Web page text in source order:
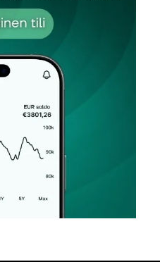
Sähköpostiosoitteesi